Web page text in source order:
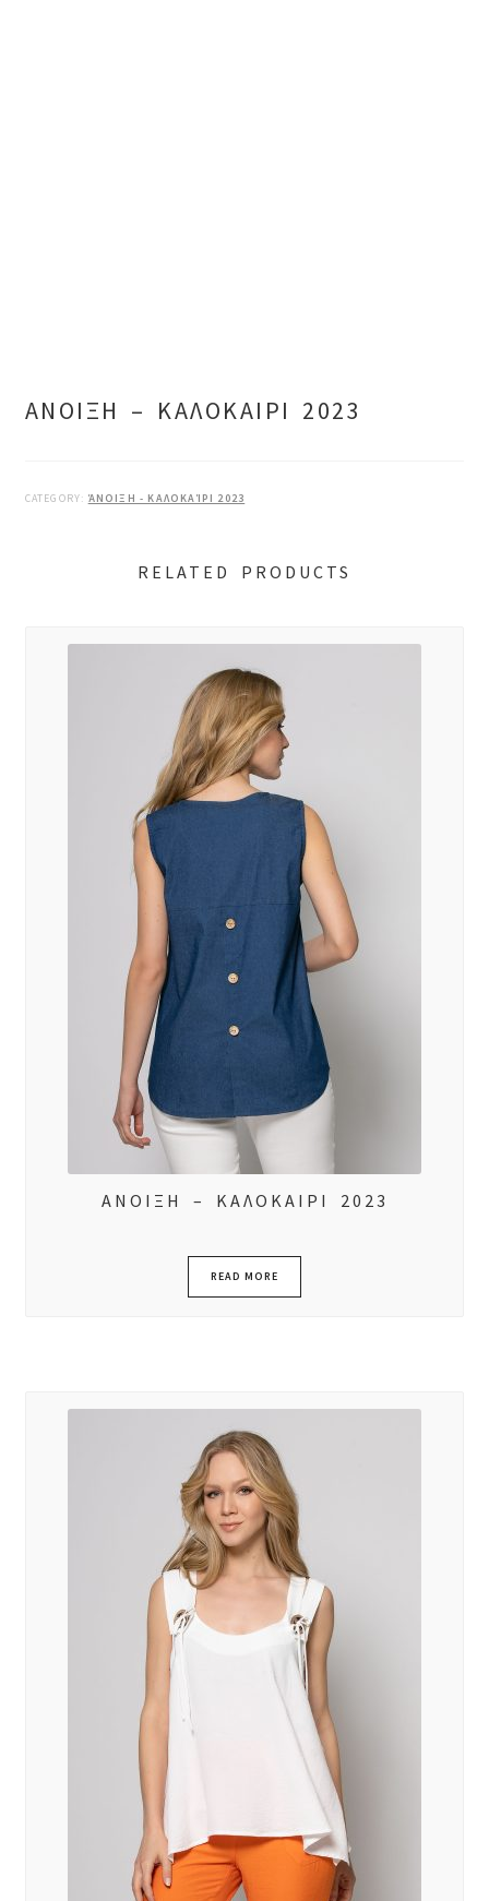
ΑΝΟΙΞΗ – ΚΑΛΟΚΑΙΡΙ 2023
CATEGORY: ΆΝΟΙΞΗ - ΚΑΛΟΚΑΊΡΙ 2023
RELATED PRODUCTS
ΑΝΟΙΞΗ – ΚΑΛΟΚΑΙΡΙ 2023
READ MORE